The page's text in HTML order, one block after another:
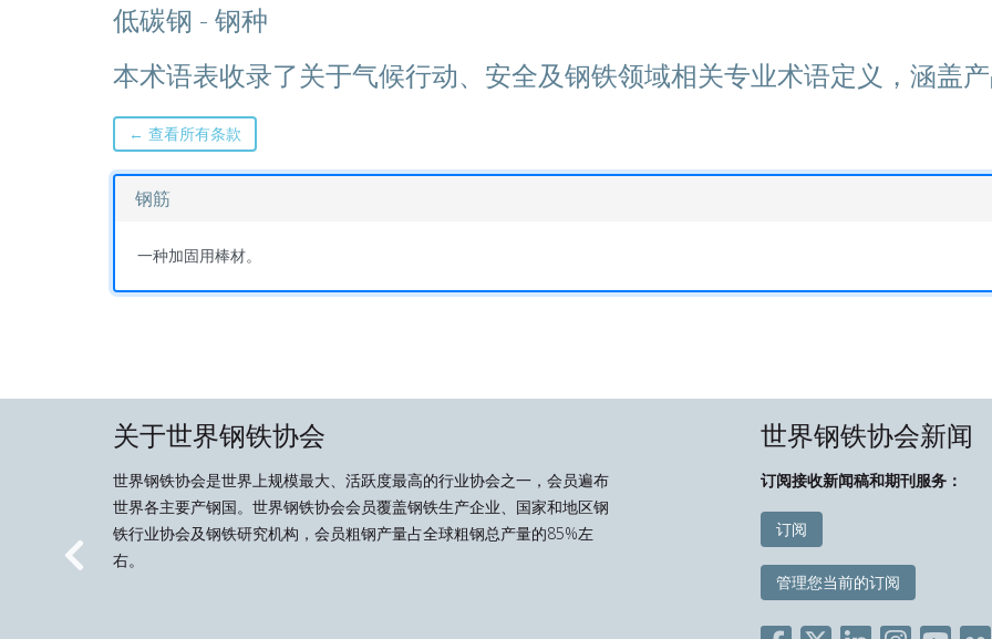
低碳钢 - 钢种
本术语表收录了关于气候行动、安全及钢铁领域相关专业术语定义，涵盖
← 查看所有条款
钢筋
一种加固用棒材。
关于世界钢铁协会
世界钢铁协会是世界上规模最大、活跃度最高的行业协会之一，会员遍布
世界各主要产钢国。世界钢铁协会会员覆盖钢铁生产企业、国家和地区钢
铁行业协会及钢铁研究机构，会员粗钢产量占全球粗钢总产量的85%左
右。
世界钢铁协会新闻
订阅接收新闻稿和期刊服务：
订阅
管理您当前的订阅
Previous